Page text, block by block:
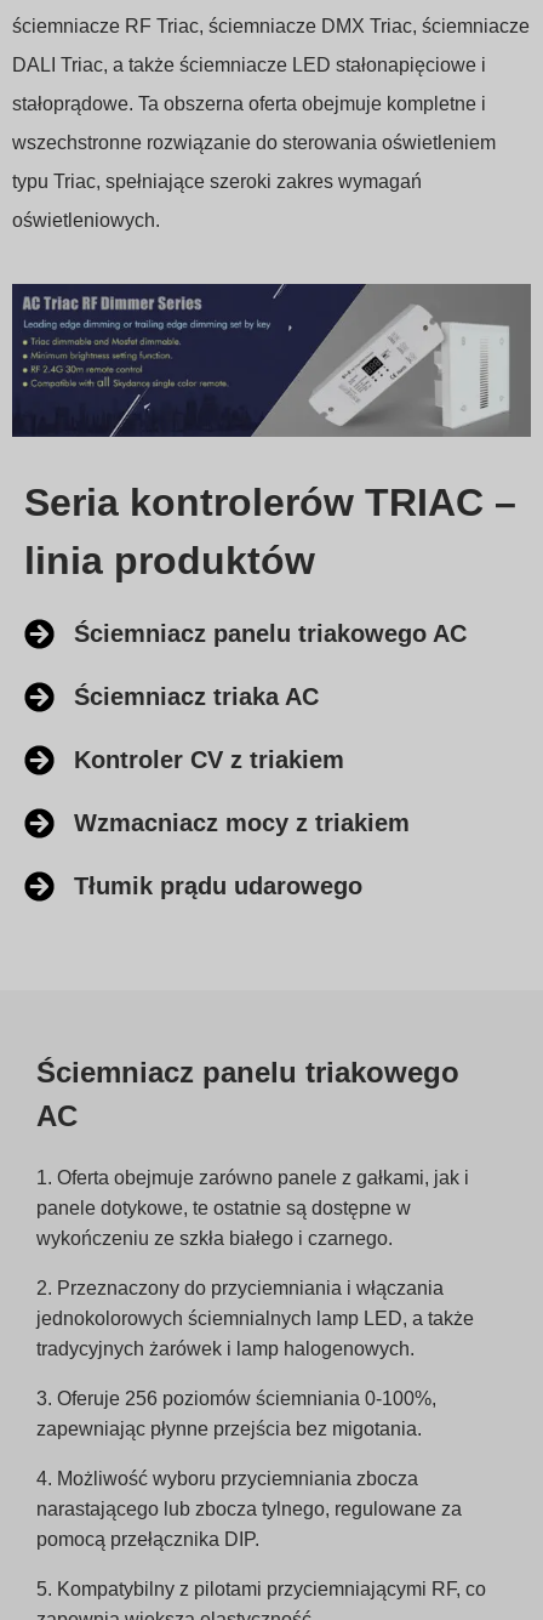
ściemniacze RF Triac, ściemniacze DMX Triac, ściemniacze
DALI Triac, a także ściemniacze LED stałonapięciowe i
stałoprądowe. Ta obszerna oferta obejmuje kompletne i
wszechstronne rozwiązanie do sterowania oświetleniem
typu Triac, spełniające szeroki zakres wymagań
oświetleniowych.
Seria kontrolerów TRIAC –
linia produktów
Ściemniacz panelu triakowego AC
Ściemniacz triaka AC
Kontroler CV z triakiem
Wzmacniacz mocy z triakiem
Tłumik prądu udarowego
Ściemniacz panelu triakowego
AC
1. Oferta obejmuje zarówno panele z gałkami, jak i
panele dotykowe, te ostatnie są dostępne w
wykończeniu ze szkła białego i czarnego.
2. Przeznaczony do przyciemniania i włączania
jednokolorowych ściemnialnych lamp LED, a także
tradycyjnych żarówek i lamp halogenowych.
3. Oferuje 256 poziomów ściemniania 0-100%,
zapewniając płynne przejścia bez migotania.
4. Możliwość wyboru przyciemniania zbocza
narastającego lub zbocza tylnego, regulowane za
pomocą przełącznika DIP.
5. Kompatybilny z pilotami przyciemniającymi RF, co